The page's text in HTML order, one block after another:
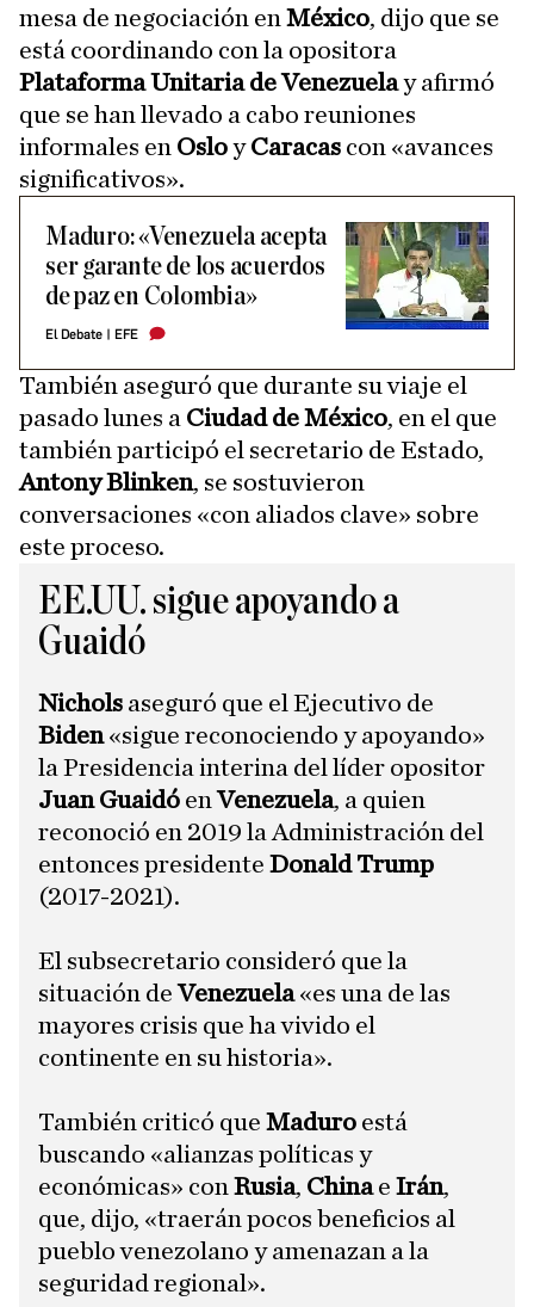
mesa de negociación en México, dijo que se
está coordinando con la opositora
Plataforma Unitaria de Venezuelay afirmó
que se han llevado a cabo reuniones
informales en OsloyCaracas con «avances
significativos».
Maduro: «Venezuela acepta
ser garante de los acuerdos
de paz en Colombia»
El Debate | EFE
También aseguró que durante su viaje el
pasado lunes a Ciudad de México, en el que
también participó el secretario de Estado,
Antony Blinken, se sostuvieron
conversaciones «con aliados clave» sobre
este proceso.
EE.UU. sigue apoyando a
Guaidó
Nichols aseguró que el Ejecutivo de
Biden«sigue reconociendo y apoyando»
la Presidencia interina del líder opositor
Juan Guaidó enVenezuela, a quien
reconoció en 2019 la Administración del
entonces presidente Donald Trump
(2017-2021).
El subsecretario consideró que la
situación deVenezuela«es una de las
mayores crisis que ha vivido el
continente en su historia».
También criticó que Maduro está
buscando «alianzas políticas y
económicas» con Rusia, Chinae Irán,
que, dijo, «traerán pocos beneficios al
pueblo venezolano y amenazan a la
seguridad regional».